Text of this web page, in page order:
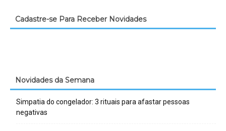
Cadastre-se Para Receber Novidades
Novidades da Semana
Simpatia do congelador: 3 rituais para afastar pessoas
negativas